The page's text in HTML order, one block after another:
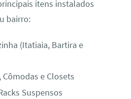
itens instalados
bairro:
(Itatiaia, Bartira e
Cômodas e Closets
Suspensos